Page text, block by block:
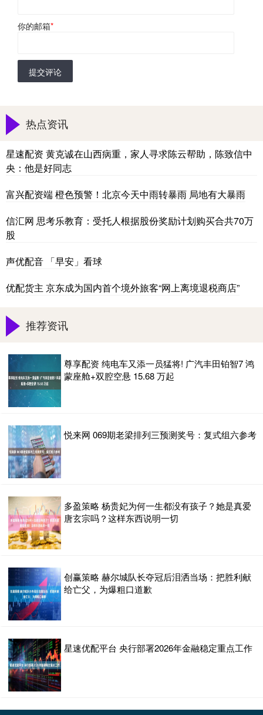
你的邮箱*
提交评论
热点资讯
星速配资 黄克诚在山西病重，家人寻求陈云帮助，陈致信中
央：他是好同志
富兴配资端 橙色预警！北京今天中雨转暴雨 局地有大暴雨
信汇网 思考乐教育：受托人根据股份奖励计划购买合共70万
股
声优配音 「早安」看球
优配货主 京东成为国内首个境外旅客“网上离境退税商店”
推荐资讯
尊享配资 纯电车又添一员猛将! 广汽丰田铂智7 鸿
蒙座舱+双腔空悬 15.68 万起
悦来网 069期老梁排列三预测奖号：复式组六参考
多盈策略 杨贵妃为何一生都没有孩子？她是真爱
唐玄宗吗？这样东西说明一切
创赢策略 赫尔城队长夺冠后泪洒当场：把胜利献
给亡父，为爆粗口道歉
星速优配平台 央行部署2026年金融稳定重点工作